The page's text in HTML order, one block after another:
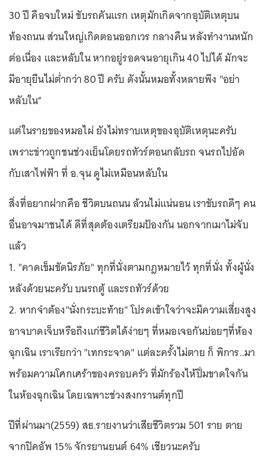
30 ปี คือจบใหม่ ขับรถคันแรก เหตุมักเกิดจากอุบัติเหตุบน
ท้องถนน ส่วนใหญ่เกิดตอนออกเวร กลางคืน หลังทำงานหนัก
ต่อเนื่อง และหลับใน หากอยู่รอดจนอายุเกิน 40 ไปได้ มักจะ
มีอายุยืนไม่ต่ำกว่า 80 ปี ครับ ดังนั้นหมอทั้งหลายพึง "อย่า
หลับใน”
แต่ในรายของหมอไผ่ ยังไม่ทราบเหตุของอุบัติเหตุนะครับ
เพราะข่าวถูกชนช่วงเย็นโดยรถทัวร์ตอนกลับรถ จนรถไปอัด
กับเสาไฟฟ้า ที่ อ.จุน ดูไม่เหมือนหลับใน
สิ่งที่อยากฝากคือ ชีวิตบนถนน ล้วนไม่แน่นอน เราขับรถดีๆ คน
อื่นอาจมาชนได้ ดีที่สุดต้องเตรียมป้องกัน นอกจากเมาไม่จับ
แล้ว
1. "คาดเข็มขัดนิรภัย" ทุกที่นั่งตามกฎหมายไว้ ทุกที่นั่ง ทั้งผู้นั่ง
หลังด้วยนะครับ บนรถตู้ และรถทัวร์ด้วย
2. หากจำต้อง"นั่งกระบะท้าย" โปรดเข้าใจว่าจะมีความเสี่ยงสูง
อาจบาดเจ็บหรือถึงแก่ชีวิตได้ง่ายๆ ที่หมอเจอกันบ่อยๆที่ห้อง
ฉุกเฉิน เราเรียกว่า "เทกระจาด" แต่ละครั้งไม่ตาย ก็ พิการ..มา
พร้อมความโศกเศร้าของครอบครัว ที่มักร้องไห้ปิ่มขาดใจกัน
ในห้องฉุกเฉิน โดยเฉพาะช่วงสงกรานต์ทุกปี
ปีที่ผ่านมา(2559) สธ.รายงานว่าเสียชีวิตรวม 501 ราย ตาย
จากปิคอัพ 15% จักรยานยนต์ 64% เชียวนะครับ